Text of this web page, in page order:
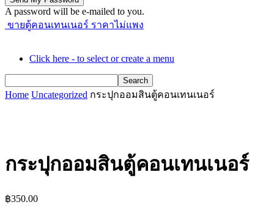
A password will be e-mailed to you.
ขายตู้คอนเทนเนอร์ ราคาไม่แพง
Click here - to select or create a menu
Home Uncategorized กระปุกออมสินตู้คอนเทนเนอร์
กระปุกออมสินตู้คอนเทนเนอร์
฿350.00